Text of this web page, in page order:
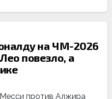
на ЧМ-2026
повезло, а
против Алжира